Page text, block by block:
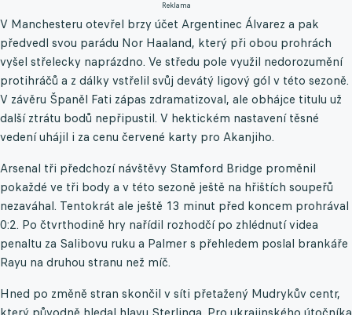
Reklama
V Manchesteru otevřel brzy účet Argentinec Álvarez a pak
předvedl svou parádu Nor Haaland, který při obou prohrách
vyšel střelecky naprázdno. Ve středu pole využil nedorozumění
protihráčů a z dálky vstřelil svůj devátý ligový gól v této sezoně.
V závěru Španěl Fati zápas zdramatizoval, ale obhájce titulu už
další ztrátu bodů nepřipustil. V hektickém nastavení těsné
vedení uhájil i za cenu červené karty pro Akanjiho.
Arsenal tři předchozí návštěvy Stamford Bridge proměnil
pokaždé ve tři body a v této sezoně ještě na hřištích soupeřů
nezaváhal. Tentokrát ale ještě 13 minut před koncem prohrával
0:2. Po čtvrthodině hry nařídil rozhodčí po zhlédnutí videa
penaltu za Salibovu ruku a Palmer s přehledem poslal brankáře
Rayu na druhou stranu než míč.
Hned po změně stran skončil v síti přetažený Mudrykův centr,